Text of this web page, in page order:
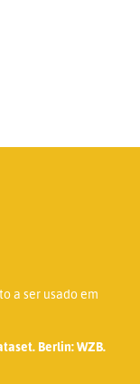
a ser usado em
Berlin: WZB.